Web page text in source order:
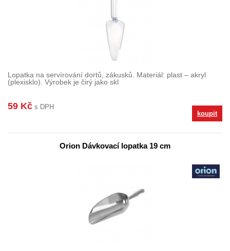
Lopatka na servírování dortů, zákusků. Materiál: plast – akryl
(plexisklo). Výrobek je čirý jako skl
59 Kč s DPH
koupit
Orion Dávkovací lopatka 19 cm